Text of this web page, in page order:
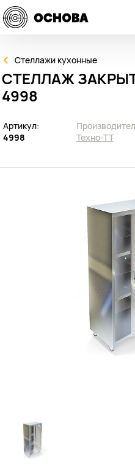
Стеллажи кухонные
СТЕЛЛАЖ
4998
Артикул:
4998
Техно-ТТ